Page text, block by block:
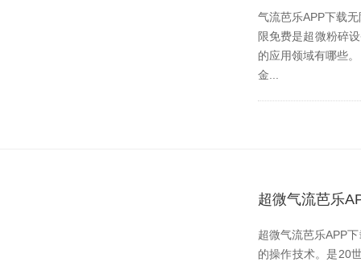
气流芭乐APP下载无
限免费是超微粉碎设
的应用领域有哪些。
金...
超微气流芭乐
超微气流芭乐APP
的操作技术。是